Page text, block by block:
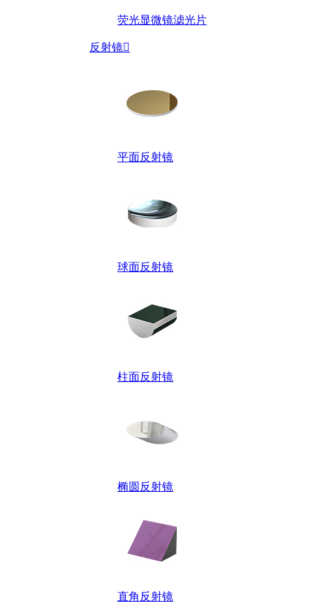
荧光显微镜滤光片
反射镜
平面反射镜
球面反射镜
柱面反射镜
椭圆反射镜
直角反射镜